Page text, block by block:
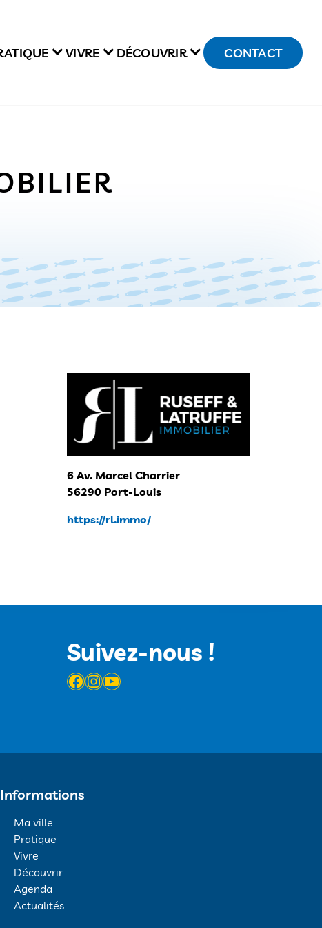
VIVRE DÉCOUVRIR CONTACT
6 Av. Marcel Charrier
56290 Port-Louis
https://rl.immo/
Suivez-nous !
Facebook
Instagram
YouTube
Informations
Ma ville
Pratique
Vivre
Découvrir
Agenda
Actualités